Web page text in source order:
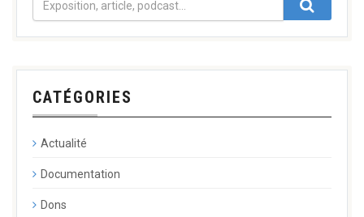
CATÉGORIES
Actualité
Documentation
Dons